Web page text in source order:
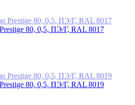
80, 0,5, ПЭ/Г, RAL 8017
80, 0,5, ПЭ/Г, RAL 8019